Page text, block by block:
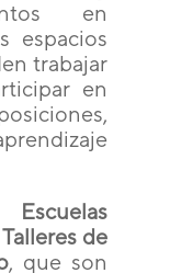
en
espacios
trabajar
en
Escuelas
Talleres de
, que son